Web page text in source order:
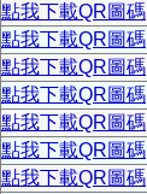
點我下載QR圖碼
點我下載QR圖碼
點我下載QR圖碼
點我下載QR圖碼
點我下載QR圖碼
點我下載QR圖碼
點我下載QR圖碼